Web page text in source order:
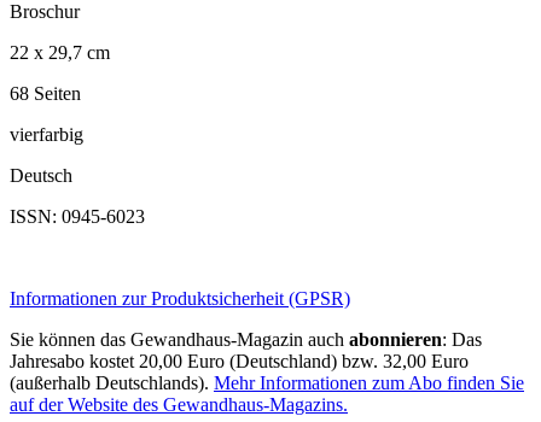
Broschur
22 x 29,7 cm
68 Seiten
vierfarbig
Deutsch
ISSN: 0945-6023
Informationen zur Produktsicherheit (GPSR)
Sie können das Gewandhaus-Magazin auch abonnieren: Das
Jahresabo kostet 20,00 Euro (Deutschland) bzw. 32,00 Euro
(außerhalb Deutschlands). Mehr Informationen zum Abo finden Sie
auf der Website des Gewandhaus-Magazins.